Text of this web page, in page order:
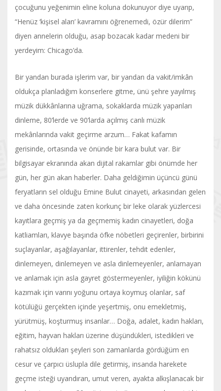
çocuğunu yeğenimin eline koluna dokunuyor diye uyarıp,
“Henüz ‘kişisel alan’ kavramını öğrenemedi, özür dilerim”
diyen annelerin olduğu, asap bozacak kadar medeni bir
yerdeyim: Chicago’da.
Bir yandan burada işlerim var, bir yandan da vakit/imkân
oldukça planladığım konserlere gitme, ünü şehre yayılmış
müzik dükkânlarına uğrama, sokaklarda müzik yapanları
dinleme, 80’lerde ve 90’larda açılmış canlı müzik
mekânlarında vakit geçirme arzum… Fakat kafamın
gerisinde, ortasında ve önünde bir kara bulut var. Bir
bilgisayar ekranında akan dijital rakamlar gibi önümde her
gün, her gün akan haberler. Daha geldiğimin üçüncü günü
feryatların sel olduğu Emine Bulut cinayeti, arkasından gelen
ve daha öncesinde zaten korkunç bir leke olarak yüzlercesi
kayıtlara geçmiş ya da geçmemiş kadın cinayetleri, doğa
katliamları, klavye başında öfke nöbetleri geçirenler, birbirini
suçlayanlar, aşağılayanlar, ittirenler, tehdit edenler,
dinlemeyen, dinlemeyen ve asla dinlemeyenler, anlamayan
ve anlamak için asla gayret göstermeyenler, iyiliğin kökünü
kazımak için varını yoğunu ortaya koymuş olanlar, saf
kötülüğü gerçekten içinde yeşertmiş, onu emekletmiş,
yürütmüş, koşturmuş insanlar… Doğa, adalet, kadın hakları,
eğitim, hayvan hakları üzerine düşündükleri, istedikleri ve
rahatsız oldukları şeyleri son zamanlarda gördüğüm en
cesur ve çarpıcı üslupla dile getirmiş, insanda harekete
geçme isteği uyandıran, umut veren, ayakta alkışlanacak bir